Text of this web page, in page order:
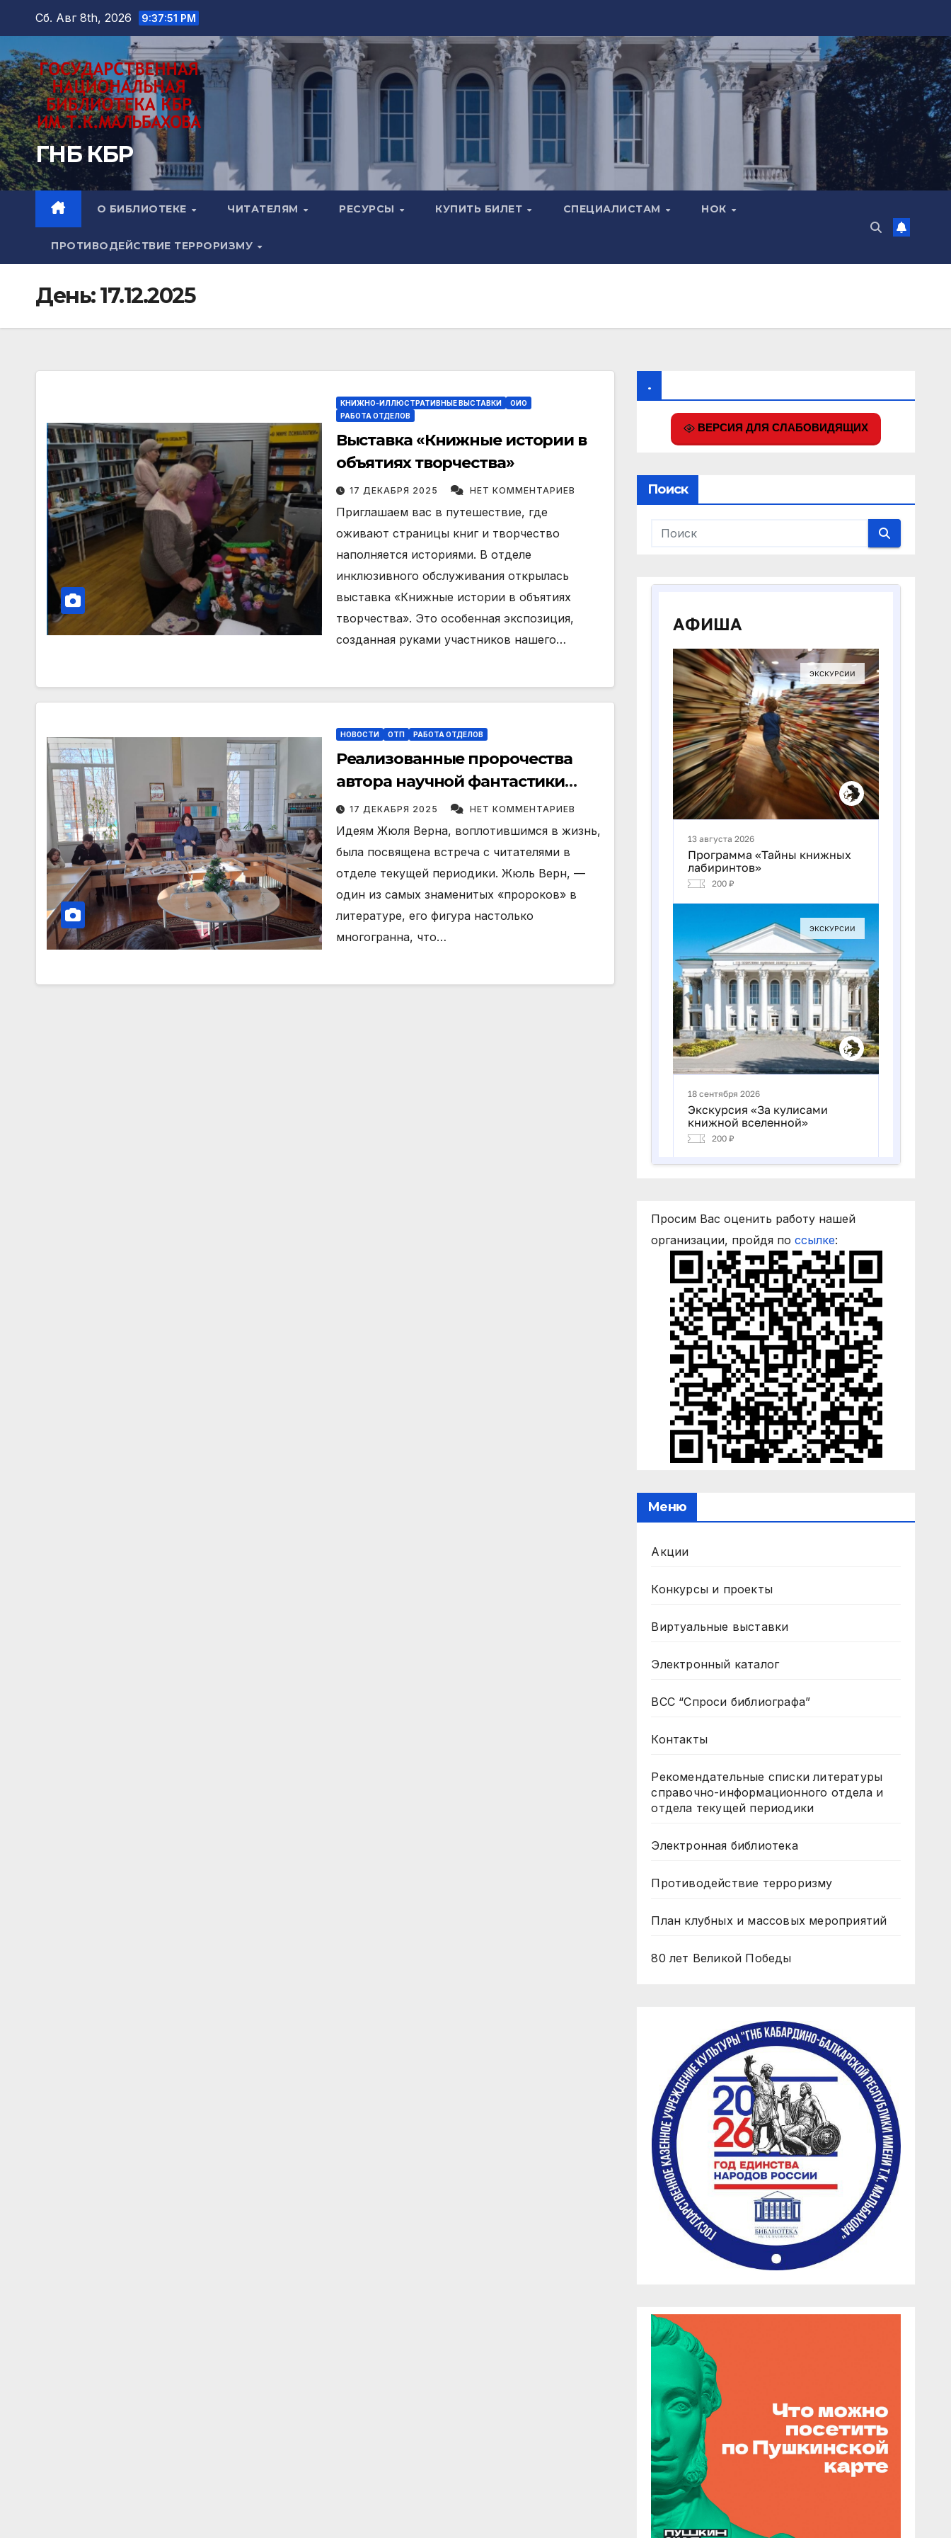
Перейти
содержимому
Сб. Авг 8th, 2026 9:37:52 PM
ГНБ КБР
О БИБЛИОТЕКЕ ЧИТАТЕЛЯМ РЕСУРСЫ КУПИТЬ БИЛЕТ СПЕЦИАЛИСТАМ НОК
ПРОТИВОДЕЙСТВИЕ ТЕРРОРИЗМУ
День:17.12.2025
КНИЖНО-ИЛЛЮСТРАТИВНЫЕ ВЫСТАВКИ
ОИО
РАБОТА ОТДЕЛОВ
Выставка «Книжные истории в
объятиях творчества»
17 ДЕКАБРЯ 2025 НЕТ КОММЕНТАРИЕВ
Приглашаем вас в путешествие, где
оживают страницы книг и творчество
наполняется историями. В отделе
инклюзивного обслуживания открылась
выставка «Книжные истории в объятиях
творчества». Это особенная экспозиция,
созданная руками участников нашего…
НОВОСТИ ОТП РАБОТА ОТДЕЛОВ
Реализованные пророчества
автора научной фантастики
Жюля Верна
17 ДЕКАБРЯ 2025 НЕТ КОММЕНТАРИЕВ
Идеям Жюля Верна, воплотившимся в жизнь,
была посвящена встреча с читателями в
отделе текущей периодики. Жюль Верн, —
один из самых знаменитых «пророков» в
литературе, его фигура настолько
многогранна, что…
.
ВЕРСИЯ ДЛЯ СЛАБОВИДЯЩИХ
Поиск
Просим Вас оценить работу нашей
организации, пройдя поссылке:
Меню
Акции
Конкурсы и проекты
Виртуальные выставки
Электронный каталог
ВСС “Спроси библиографа”
Контакты
Рекомендательные списки литературы
справочно-информационного отдела и
отдела текущей периодики
Электронная библиотека
Противодействие терроризму
План клубных и массовых мероприятий
80 лет Великой Победы